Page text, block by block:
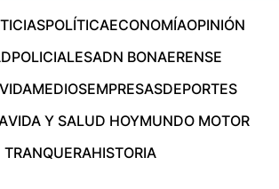
POLÍTICAECONOMÍAOPINIÓN
POLICIALESADN BONAERENSE
MEDIOSEMPRESASDEPORTES
VIDA Y SALUD HOYMUNDO MOTOR
TRANQUERAHISTORIA